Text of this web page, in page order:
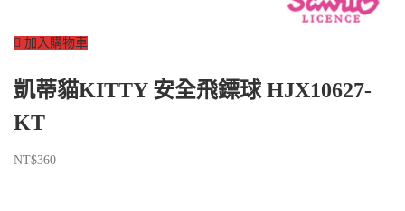
加入購物車
凱蒂貓KITTY 安全飛鏢球 HJX10627-
KT
NT$360